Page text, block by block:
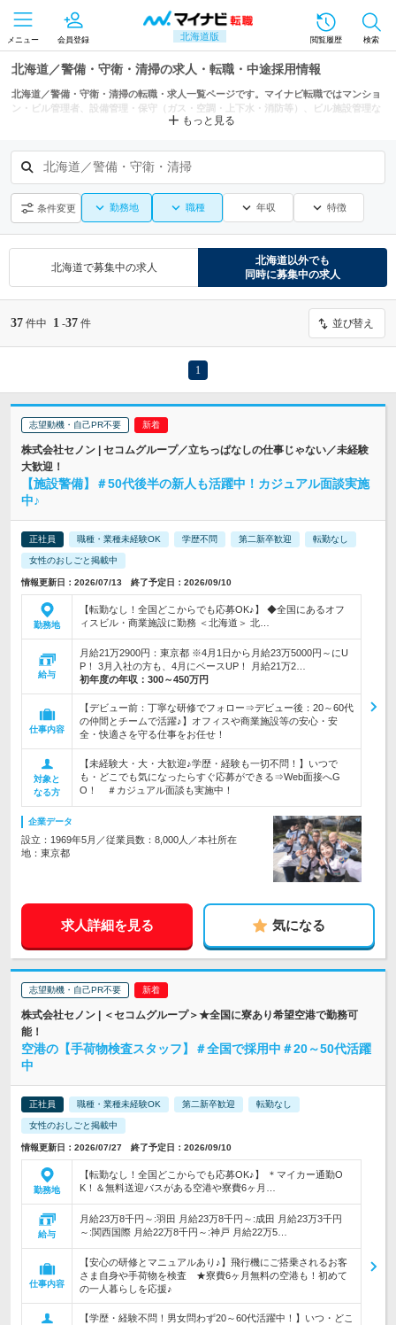
北海道版
メニュー 会員登録 閲覧履歴 検索
北海道／警備・守衛・清掃の求人・転職・中途採用情報
北海道／警備・守衛・清掃の転職・求人一覧ページです。マイナビ転職ではマンショ
ン・ビル管理者、設備管理・保守（ガス・空調・上下水・消防等）、ビル施設管理な
どからもあなたにぴったりの求人を探せます。
もっと見る
北海道／警備・守衛・清掃
条件変更 勤務地 職種 年収 特徴
北海道で募集中の求人
北海道以外でも
同時に募集中の求人
37 件中 1 -37 件 並び替え
1
志望動機・自己PR不要
株式会社セノン | セコムグループ／立ちっぱなしの仕事じゃない／未経験
大歓迎！
【施設警備】＃50代後半の新人も活躍中！カジュアル面談実施
中♪
正社員 職種・業種未経験OK 学歴不問 第二新卒歓迎 転勤なし
女性のおしごと掲載中
情報更新日：2026/07/13 終了予定日：2026/09/10
勤務地
【転勤なし！全国どこからでも応募OK♪】 ◆全国にあるオフ
ィスビル・商業施設に勤務 ＜北海道＞ 北…
給与
月給21万2900円：東京都 ※4月1日から月給23万5000円～にU
P！ 3月入社の方も、4月にベースUP！ 月給21万2…
初年度の年収： 300～450万円
仕事内容
【デビュー前：丁寧な研修でフォロー⇒デビュー後：20～60代
の仲間とチームで活躍♪】オフィスや商業施設等の安心・安
全・快適さを守る仕事をお任せ！
対象と
なる方
【未経験大・大・大歓迎♪学歴・経験も一切不問！】いつで
も・どこでも気になったらすぐ応募ができる⇒Web面接へG
O！ ＃カジュアル面談も実施中！
企業データ
設立：1969年5月／従業員数：8,000人／本社所在
地：東京都
求人詳細を見る 気になる
志望動機・自己PR不要
株式会社セノン | ＜セコムグループ＞★全国に寮あり希望空港で勤務可
能！
空港の【手荷物検査スタッフ】＃全国で採用中＃20～50代活躍
中
正社員 職種・業種未経験OK 第二新卒歓迎 転勤なし
女性のおしごと掲載中
情報更新日：2026/07/27 終了予定日：2026/09/10
勤務地
【転勤なし！全国どこからでも応募OK♪】 ＊マイカー通勤O
K！＆無料送迎バスがある空港や寮費6ヶ月…
給与
月給23万8千円～:羽田 月給23万8千円～:成田 月給23万3千円
～:関西国際 月給22万8千円～:神戸 月給22万5…
仕事内容
【安心の研修とマニュアルあり♪】飛行機にご搭乗されるお客
さま自身や手荷物を検査 ★寮費6ヶ月無料の空港も！初めて
の一人暮らしを応援♪
【学歴・経験不問！男女問わず20～60代活躍中！】いつ・どこ